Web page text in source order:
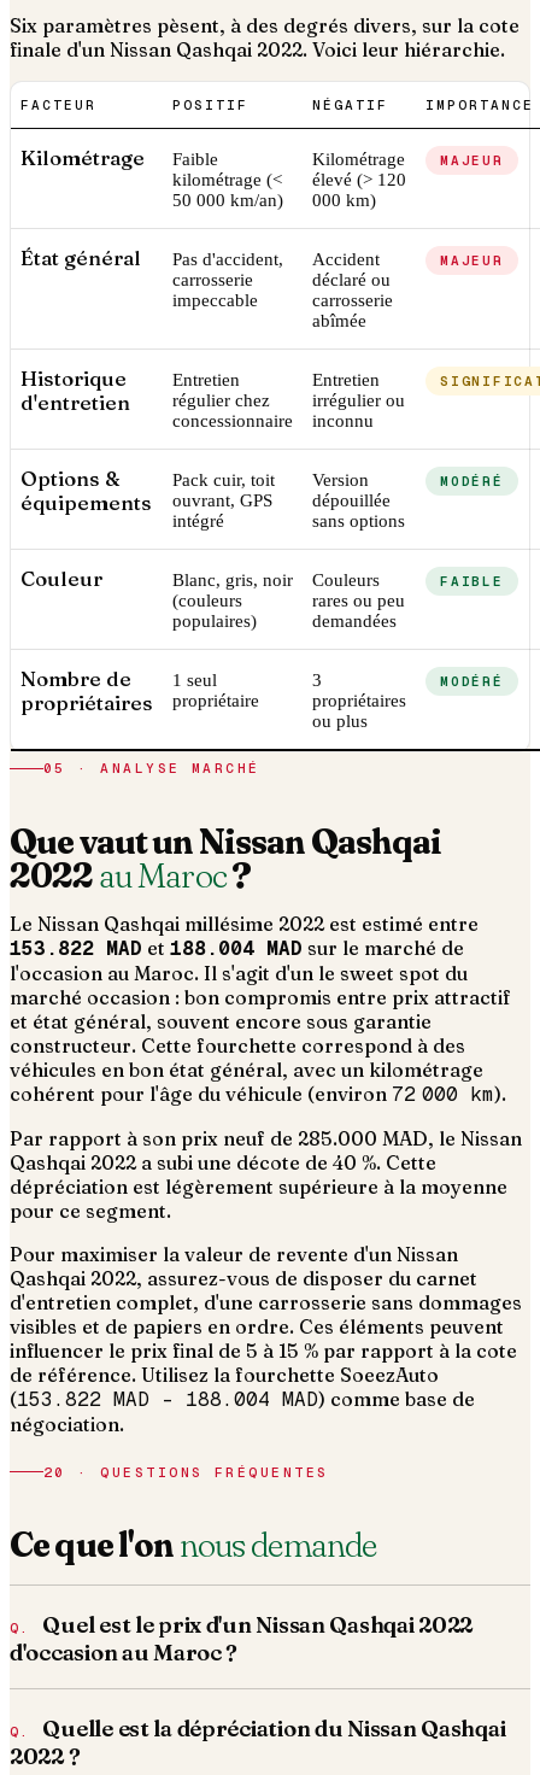
Six paramètres pèsent, à des degrés divers, sur la cote
finale d'un Nissan Qashqai 2022. Voici leur hiérarchie.
FACTEUR POSITIF NÉGATIF IMPORTANCE
Kilométrage
Faible
kilométrage (<
50 000 km/an)
Kilométrage
élevé (> 120
000 km)
MAJEUR
État général
Pas d'accident,
carrosserie
impeccable
Accident
déclaré ou
carrosserie
abîmée
MAJEUR
Historique
d'entretien
Entretien
régulier chez
concessionnaire
Entretien
irrégulier ou
inconnu
Options &
équipements
Pack cuir, toit
ouvrant, GPS
intégré
Version
dépouillée
sans options
MODÉRÉ
Couleur
Blanc, gris, noir
(couleurs
populaires)
Couleurs
rares ou peu
demandées
FAIBLE
Nombre de
propriétaires
1 seul
propriétaire
3
propriétaires
ou plus
MODÉRÉ
05 · ANALYSE MARCHÉ
Que vaut unNissanQashqai
2022au Maroc?
Le Nissan Qashqai millésime 2022est estimé entre
153.822 MAD et 188.004 MAD sur le marché de
l'occasion au Maroc. Il s'agit d'un le sweet spot du
marché occasion : bon compromis entre prix attractif
et état général, souvent encore sous garantie
constructeur. Cette fourchette correspond à des
véhicules en bon état général, avec un kilométrage
cohérent pour l'âge du véhicule (environ 72 000 km).
Par rapport à son prix neuf de 285.000 MAD, le Nissan
Qashqai 2022 a subi une décote de 40 %. Cette
dépréciation est légèrement supérieure à la moyenne
pour ce segment.
Pour maximiser la valeur de revente d'un Nissan
Qashqai 2022, assurez-vous de disposer du carnet
d'entretien complet, d'une carrosserie sans dommages
visibles et de papiers en ordre. Ces éléments peuvent
influencer le prix final de 5 à 15 % par rapport à la cote
de référence. Utilisez la fourchette SoeezAuto
(153.822 MAD – 188.004 MAD) comme base de
négociation.
20 · QUESTIONS FRÉQUENTES
Ce que l'onnous demande
Quel est le prix d'un Nissan Qashqai 2022
d'occasion au Maroc ?
Quelle est la dépréciation du Nissan Qashqai
2022 ?